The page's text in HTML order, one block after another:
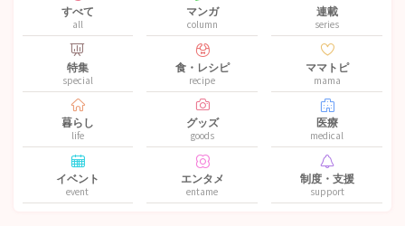
すべて
all
マンガ
column
連載
series
特集
special
食・レシピ
recipe
ママトピ
mama
暮らし
life
グッズ
goods
医療
medical
イベント
event
エンタメ
entame
制度・支援
support